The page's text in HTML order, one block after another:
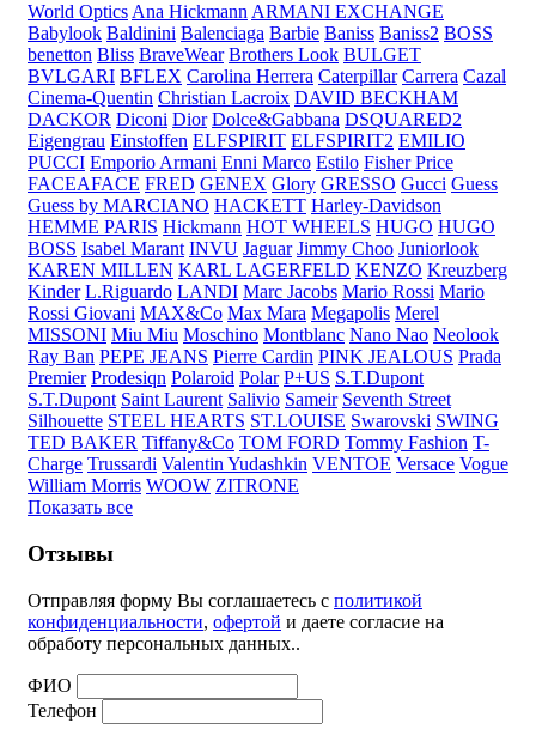
World Optics Ana Hickmann ARMANI EXCHANGE
Babylook Baldinini Balenciaga Barbie Baniss Baniss2 BOSS
benetton Bliss BraveWear Brothers Look BULGET
BVLGARI BFLEX Carolina Herrera Caterpillar Carrera Cazal
Cinema-Quentin Christian Lacroix DAVID BECKHAM
DACKOR Diconi Dior Dolce&Gabbana DSQUARED2
Eigengrau Einstoffen ELFSPIRIT ELFSPIRIT2 EMILIO
PUCCI Emporio Armani Enni Marco Estilo Fisher Price
FACEAFACE FRED GENEX Glory GRESSO Gucci Guess
Guess by MARCIANO HACKETT Harley-Davidson
HEMME PARIS Hickmann HOT WHEELS HUGO HUGO
BOSS Isabel Marant INVU Jaguar Jimmy Choo Juniorlook
KAREN MILLEN KARL LAGERFELD KENZO Kreuzberg
Kinder L.Riguardo LANDI Marc Jacobs Mario Rossi Mario
Rossi Giovani MAX&Co Max Mara Megapolis Merel
MISSONI Miu Miu Moschino Montblanc Nano Nao Neolook
Ray Ban PEPE JEANS Pierre Cardin PINK JEALOUS Prada
Premier Prodesiqn Polaroid Polar P+US S.T.Dupont
S.T.Dupont Saint Laurent Salivio Sameir Seventh Street
Silhouette STEEL HEARTS ST.LOUISE Swarovski SWING
TED BAKER Tiffany&Co TOM FORD Tommy Fashion T-
Charge Trussardi Valentin Yudashkin VENTOE Versace Vogue
William Morris WOOW ZITRONE
Показать все
Отзывы
Отправляя форму Вы соглашаетесь с политикой
конфиденциальности, офертой и даете согласие на
обработу персональных данных..
ФИО
Телефон